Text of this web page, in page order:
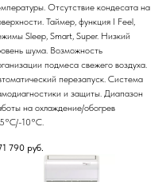
Отсутствие кондесата на
Таймер, функция I Feel,
Sleep, Smart, Super. Низкий
шума. Возможность
подмеса свежего воздуха.
перезапуск. Система
и защиты. Диапазон
на охлаждение/обогрев
10°С.
790 руб.